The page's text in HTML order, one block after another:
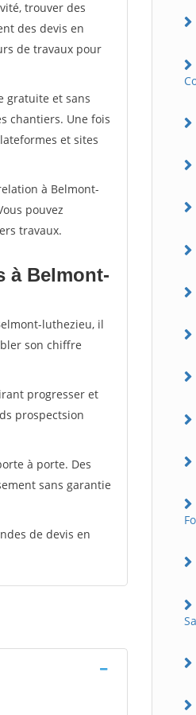
trouver des
des devis en
de travaux pour
gratuite et sans
chantiers. Une fois
et sites
à Belmont-
pouvez
travaux.
à Belmont-
luthezieu, il
son chiffre
progresser et
prospectsion
à porte. Des
sans garantie
de devis en